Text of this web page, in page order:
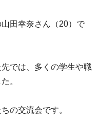
田幸奈さん（20）で
では、多くの学生や職
。
の交流会です。